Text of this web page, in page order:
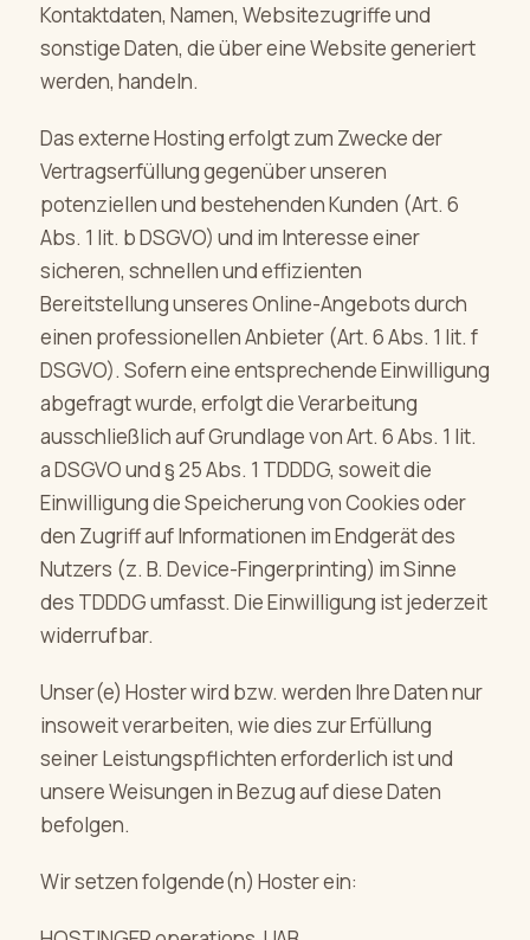
Kontaktdaten, Namen, Websitezugriffe und
sonstige Daten, die über eine Website generiert
werden, handeln.
Das externe Hosting erfolgt zum Zwecke der
Vertragserfüllung gegenüber unseren
potenziellen und bestehenden Kunden (Art. 6
Abs. 1 lit. b DSGVO) und im Interesse einer
sicheren, schnellen und effizienten
Bereitstellung unseres Online-Angebots durch
einen professionellen Anbieter (Art. 6 Abs. 1 lit. f
DSGVO). Sofern eine entsprechende Einwilligung
abgefragt wurde, erfolgt die Verarbeitung
ausschließlich auf Grundlage von Art. 6 Abs. 1 lit.
a DSGVO und § 25 Abs. 1 TDDDG, soweit die
Einwilligung die Speicherung von Cookies oder
den Zugriff auf Informationen im Endgerät des
Nutzers (z. B. Device-Fingerprinting) im Sinne
des TDDDG umfasst. Die Einwilligung ist jederzeit
widerrufbar.
Unser(e) Hoster wird bzw. werden Ihre Daten nur
insoweit verarbeiten, wie dies zur Erfüllung
seiner Leistungspflichten erforderlich ist und
unsere Weisungen in Bezug auf diese Daten
befolgen.
Wir setzen folgende(n) Hoster ein: